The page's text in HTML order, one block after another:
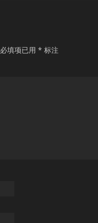
必填项已用 * 标注